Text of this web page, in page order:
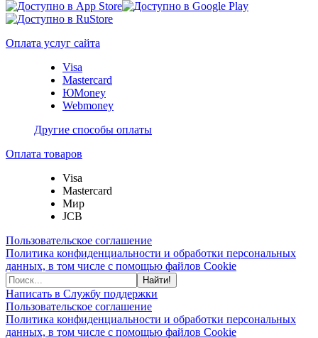
Оплата услуг сайта
Visa
Mastercard
ЮMoney
Webmoney
Другие способы оплаты
Оплата товаров
Visa
Mastercard
Мир
JCB
Пользовательское соглашение
Политика конфиденциальности и обработки персональных
данных, в том числе с помощью файлов Cookie
Найти!
Написать в Службу поддержки
Пользовательское соглашение
Политика конфиденциальности и обработки персональных
данных, в том числе с помощью файлов Cookie